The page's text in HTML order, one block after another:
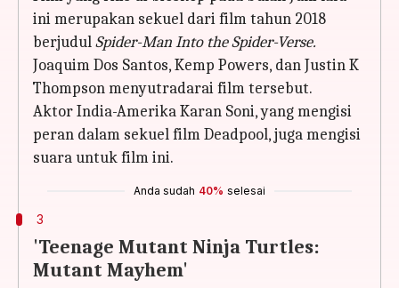
ini merupakan sekuel dari film tahun 2018
berjudulSpider-Man Into the Spider-Verse.
Joaquim Dos Santos, Kemp Powers, dan Justin K
Thompson menyutradarai film tersebut.
Aktor India-Amerika Karan Soni, yang mengisi
peran dalam sekuel film Deadpool, juga mengisi
suara untuk film ini.
Anda sudah 40% selesai
3
'Teenage Mutant Ninja Turtles:
Mutant Mayhem'